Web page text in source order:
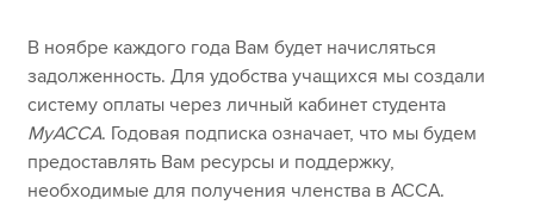
В ноябре каждого года Вам будет начисляться
задолженность. Для удобства учащихся мы создали
систему оплаты через личный кабинет студента
MyACCA. Годовая подписка означает, что мы будем
предоставлять Вам ресурсы и поддержку,
необходимые для получения членства в ACСА.